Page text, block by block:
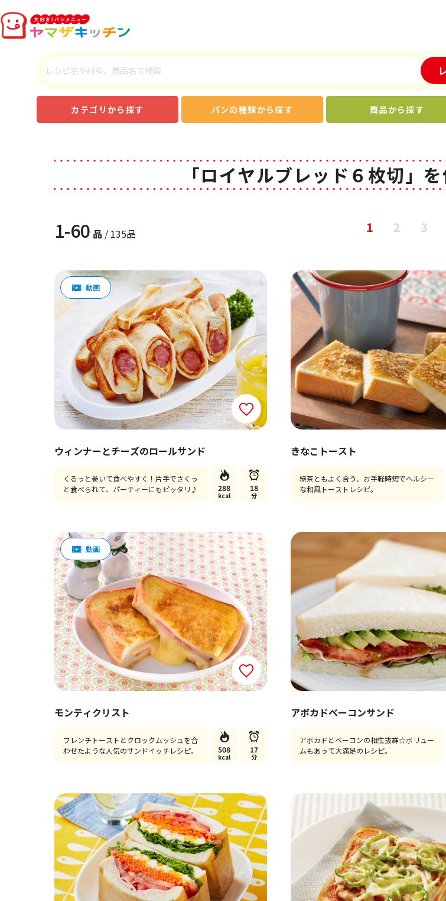
カテゴリから探す パンの種類から探す 商品から探す
「ロイヤルブレッド６枚切」
1-60 品 / 135品 1 2 3
ウィンナーとチーズのロールサンド
くるっと巻いて食べやすく！片手でさくっ
と食べられて、パーティーにもピッタリ♪
288
kcal
18
分
きなこトースト
緑茶ともよく合う、お手軽時短でヘルシー
な和風トーストレシピ。
モンティクリスト
フレンチトーストとクロックムッシュを合
わせたような人気のサンドイッチレシピ。
508
kcal
17
分
アボカドベーコンサンド
アボカドとベーコンの相性抜群☆ボリュー
ムもあって大満足のレシピ。